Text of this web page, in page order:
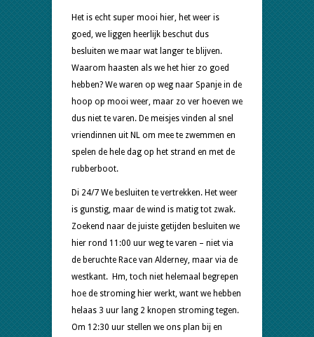
Het is echt super mooi hier, het weer is
goed, we liggen heerlijk beschut dus
besluiten we maar wat langer te blijven.
Waarom haasten als we het hier zo goed
hebben? We waren op weg naar Spanje in de
hoop op mooi weer, maar zo ver hoeven we
dus niet te varen. De meisjes vinden al snel
vriendinnen uit NL om mee te zwemmen en
spelen de hele dag op het strand en met de
rubberboot.
Di 24/7 We besluiten te vertrekken. Het weer
is gunstig, maar de wind is matig tot zwak.
Zoekend naar de juiste getijden besluiten we
hier rond 11:00 uur weg te varen – niet via
de beruchte Race van Alderney, maar via de
westkant. Hm, toch niet helemaal begrepen
hoe de stroming hier werkt, want we hebben
helaas 3 uur lang 2 knopen stroming tegen.
Om 12:30 uur stellen we ons plan bij en